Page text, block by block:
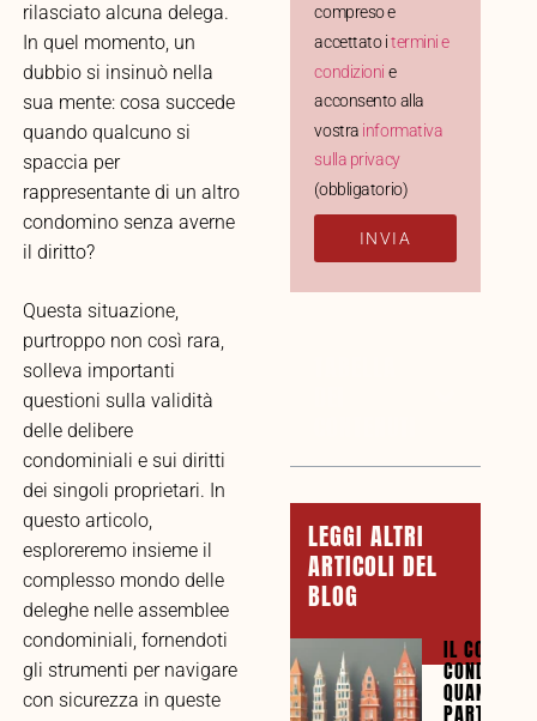
rilasciato alcuna delega.
In quel momento, un
dubbio si insinuò nella
sua mente: cosa succede
quando qualcuno si
spaccia per
rappresentante di un altro
condomino senza averne
il diritto?
Questa situazione,
purtroppo non così rara,
solleva importanti
questioni sulla validità
delle delibere
condominiali e sui diritti
dei singoli proprietari. In
questo articolo,
esploreremo insieme il
complesso mondo delle
deleghe nelle assemblee
condominiali, fornendoti
gli strumenti per navigare
con sicurezza in queste
compreso e
accettato itermini e
condizioni e
acconsento alla
vostra informativa
sulla privacy
(obbligatorio)
INVIA
LEGGI ALTRI
ARTICOLI DEL
BLOG
IL
QUANDO LA